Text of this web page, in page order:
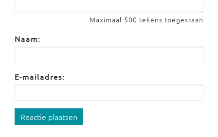
Maximaal 500 tekens toegestaan
Naam:
E-mailadres:
Reactie plaatsen